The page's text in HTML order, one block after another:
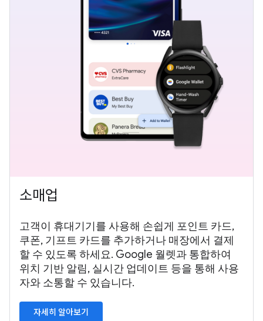
소매업
고객이 휴대기기를 사용해 손쉽게 포인트 카드,
쿠폰, 기프트 카드를 추가하거나 매장에서 결제
할 수 있도록 하세요. Google 월렛과 통합하여
위치 기반 알림, 실시간 업데이트 등을 통해 사용
자와 소통할 수 있습니다.
자세히 알아보기